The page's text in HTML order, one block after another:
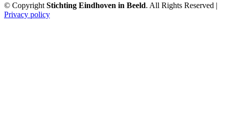
© Copyright Stichting Eindhoven in Beeld. All Rights Reserved |
Privacy policy